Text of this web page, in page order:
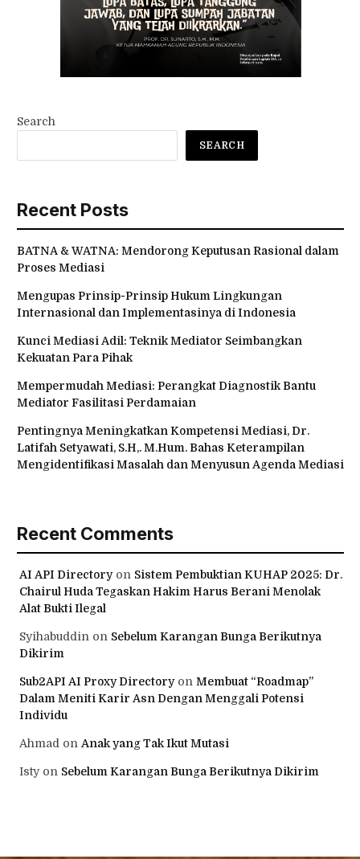
Search
SEARCH
Recent Posts
BATNA & WATNA: Mendorong Keputusan Rasional dalam
Proses Mediasi
Mengupas Prinsip-Prinsip Hukum Lingkungan
Internasional dan Implementasinya di Indonesia
Kunci Mediasi Adil: Teknik Mediator Seimbangkan
Kekuatan Para Pihak
Mempermudah Mediasi: Perangkat Diagnostik Bantu
Mediator Fasilitasi Perdamaian
Pentingnya Meningkatkan Kompetensi Mediasi, Dr.
Latifah Setyawati, S.H,. M.Hum. Bahas Keterampilan
Mengidentifikasi Masalah dan Menyusun Agenda Mediasi
Recent Comments
AI API Directoryon Sistem Pembuktian KUHAP 2025: Dr.
Chairul Huda Tegaskan Hakim Harus Berani Menolak
Alat Bukti Ilegal
Syihabuddin on Sebelum Karangan Bunga Berikutnya
Dikirim
Sub2API AI Proxy Directoryon Membuat “Roadmap”
Dalam Meniti Karir Asn Dengan Menggali Potensi
Individu
Ahmad on Anak yang Tak Ikut Mutasi
Istyon Sebelum Karangan Bunga Berikutnya Dikirim